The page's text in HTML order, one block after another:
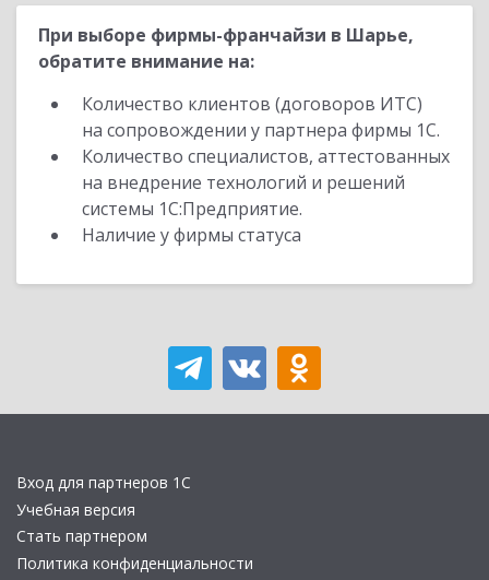
При выборе фирмы-франчайзи в Шарье,
обратите внимание на:
Количество клиентов (договоров ИТС)
на сопровождении у партнера фирмы 1С.
Количество специалистов, аттестованных
на внедрение технологий и решений
системы 1С:Предприятие.
Наличие у фирмы статуса
Вход для партнеров 1С
Учебная версия
Стать партнером
Политика конфиденциальности